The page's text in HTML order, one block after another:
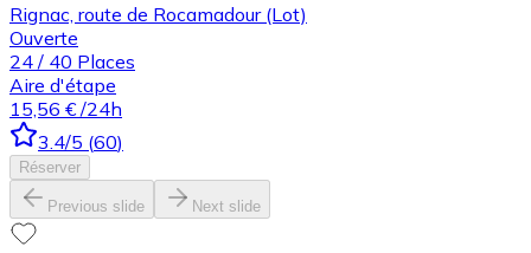
Rignac, route de Rocamadour (Lot)
Ouverte
24 / 40 Places
Aire d'étape
15,56 € /24h
3.4/5 (60)
Réserver
Previous slide Next slide